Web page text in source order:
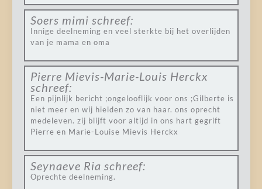
Soers mimi schreef:
Innige deelneming en veel sterkte bij het overlijden
van je mama en oma
Pierre Mievis-Marie-Louis Herckx
schreef:
Een pijnlijk bericht ;ongelooflijk voor ons ;Gilberte is
niet meer en wij hielden zo van haar. ons oprecht
medeleven. zij blijft voor altijd in ons hart gegrift
Pierre en Marie-Louise Mievis Herckx
Seynaeve Ria schreef:
Oprechte deelneming.